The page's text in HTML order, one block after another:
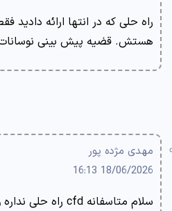
راه حلی که در انتها ارائه دادید
هستش. قضیه پیش بینی
مهدی مژده پور
18/06/2026 16:13